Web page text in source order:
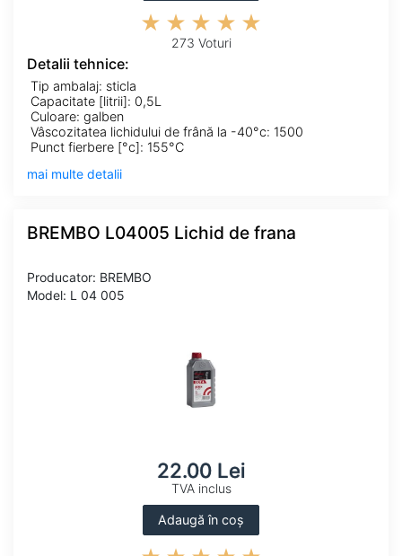
273 Voturi
Detalii tehnice:
Tip ambalaj: sticla
Capacitate [litrii]: 0,5L
Culoare: galben
Vâscozitatea lichidului de frână la -40°c: 1500
Punct fierbere [°c]: 155°C
mai multe detalii
BREMBO L04005 Lichid de frana
Producator: BREMBO
Model: L 04 005
22.00 Lei
TVA inclus
Adaugă în coș